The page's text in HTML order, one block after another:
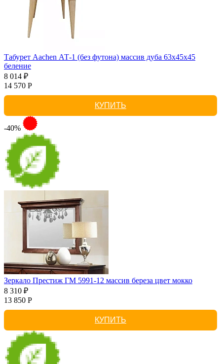
Табурет Aachen АТ-1 (без футона) массив дуба 63х45х45
беление
8 014 ₽
14 570 Р
КУПИТЬ
-40%
Зеркало Престиж ГМ 5991-12 массив береза цвет мокко
8 310 ₽
13 850 Р
КУПИТЬ